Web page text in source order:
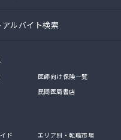
アルバイト検索
医師向け保険一覧
民間医局書店
ド
エリア別・転職市場